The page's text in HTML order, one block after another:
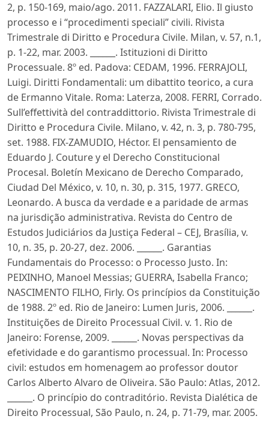
2, p. 150-169, maio/ago. 2011. FAZZALARI, Elio. Il giusto
processo e i “procedimenti speciali” civili. Rivista
Trimestrale di Diritto e Procedura Civile. Milan, v. 57, n.1,
p. 1-22, mar. 2003. ______. Istituzioni di Diritto
Processuale. 8º ed. Padova: CEDAM, 1996. FERRAJOLI,
Luigi. Diritti Fondamentali: um dibattito teorico, a cura
de Ermanno Vitale. Roma: Laterza, 2008. FERRI, Corrado.
Sull’effettività del contraddittorio. Rivista Trimestrale di
Diritto e Procedura Civile. Milano, v. 42, n. 3, p. 780-795,
set. 1988. FIX-ZAMUDIO, Héctor. El pensamiento de
Eduardo J. Couture y el Derecho Constitucional
Procesal. Boletín Mexicano de Derecho Comparado,
Ciudad Del México, v. 10, n. 30, p. 315, 1977. GRECO,
Leonardo. A busca da verdade e a paridade de armas
na jurisdição administrativa. Revista do Centro de
Estudos Judiciários da Justiça Federal – CEJ, Brasília, v.
10, n. 35, p. 20-27, dez. 2006. ______. Garantias
Fundamentais do Processo: o Processo Justo. In:
PEIXINHO, Manoel Messias; GUERRA, Isabella Franco;
NASCIMENTO FILHO, Firly. Os princípios da Constituição
de 1988. 2º ed. Rio de Janeiro: Lumen Juris, 2006. ______.
Instituições de Direito Processual Civil. v. 1. Rio de
Janeiro: Forense, 2009. ______. Novas perspectivas da
efetividade e do garantismo processual. In: Processo
civil: estudos em homenagem ao professor doutor
Carlos Alberto Alvaro de Oliveira. São Paulo: Atlas, 2012.
______. O princípio do contraditório. Revista Dialética de
Direito Processual, São Paulo, n. 24, p. 71-79, mar. 2005.